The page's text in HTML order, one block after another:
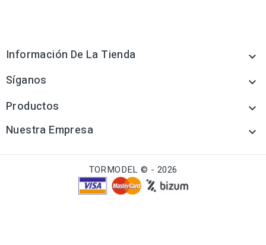
Información De La Tienda 
Síganos 
Productos 
Nuestra Empresa 
TORMODEL © - 2026